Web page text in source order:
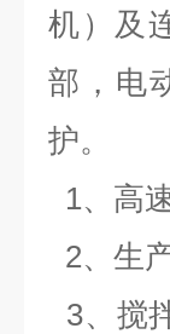
机）及
部，电
护。
1、高
2、生
3、搅